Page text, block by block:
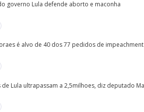
governo Lula defende aborto e maconha
é alvo de 40 dos 77 pedidos de impeachment
de Lula ultrapassam a 2,5milhoes, diz deputado